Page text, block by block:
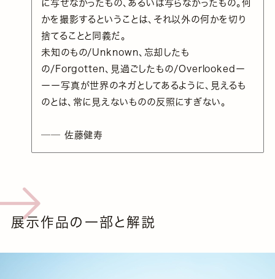
に写せなかったもの、あるいは写らなかったもの。何
かを撮影するということは、それ以外の何かを切り
捨てることと同義だ。
未知のもの/Unknown、忘却したも
の/Forgotten、見過ごしたもの/Overlookedー
ーー写真が世界のネガとしてあるように、見えるも
のとは、常に見えないものの反照にすぎない。
── 佐藤健寿
展示作品の一部と解説